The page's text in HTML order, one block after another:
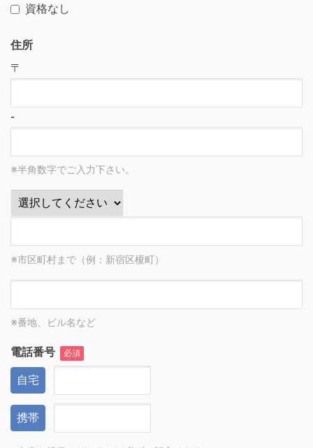
資格なし
住所
〒
-
※半角数字でご入力下さい。
※市区町村まで（例：新宿区榎町）
※番地、ビル名など
電話番号 必須
自宅
携帯